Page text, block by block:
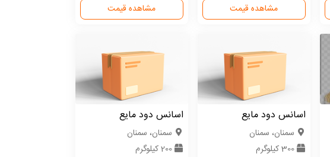
مشاهده قیمت مشاهده قیمت
اسانس دود مایع
سمنان، سمنان
300 کیلوگرم
اسانس دود مایع
سمنان، سمنان
200 کیلوگرم